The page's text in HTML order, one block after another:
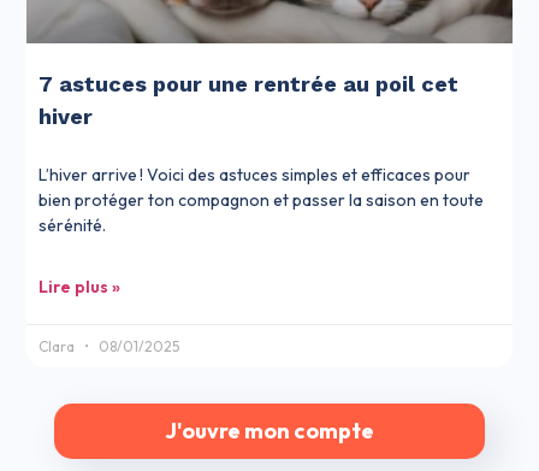
7 astuces pour une rentrée au poil cet
hiver
L’hiver arrive ! Voici des astuces simples et efficaces pour
bien protéger ton compagnon et passer la saison en toute
sérénité.
Lire plus »
Clara 08/01/2025
J'ouvre mon compte